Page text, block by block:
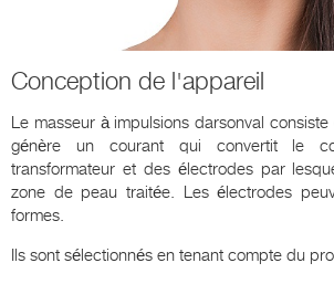
Conception de l'appareil
Le masseur à impulsions darsonval
génère un courant qui convertit le
transformateur et des électrodes par
zone de peau traitée. Les électrodes
formes.
Ils sont sélectionnés en tenant compte du